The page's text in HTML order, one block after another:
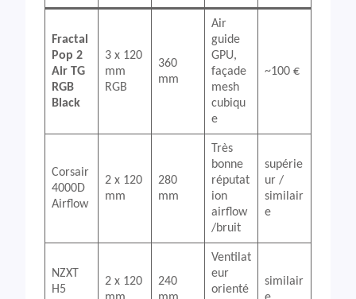
Fractal
Pop 2
Air TG
RGB
Black
3 x 120
mm
RGB
360
mm
Air
guide
GPU,
façade
mesh
cubiqu
e
~100 €
Corsair
4000D
Airflow
2 x 120
mm
280
mm
Très
bonne
réputat
ion
airflow
/bruit
supérie
ur /
similair
e
NZXT
H5
2 x 120
240
Ventilat
eur
orienté
similair